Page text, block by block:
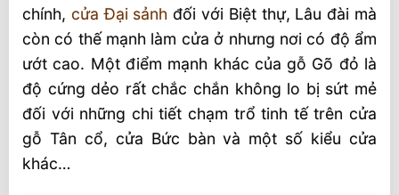
chính, cửa Đại sảnh đối với Biệt thự, Lâu đài mà
còn có thế mạnh làm cửa ở nhưng nơi có độ ẩm
ướt cao. Một điểm mạnh khác của gỗ Gõ đỏ là
độ cứng dẻo rất chắc chắn không lo bị sứt mẻ
đối với những chi tiết chạm trổ tinh tế trên cửa
gỗ Tân cổ, cửa Bức bàn và một số kiểu cửa
khác…